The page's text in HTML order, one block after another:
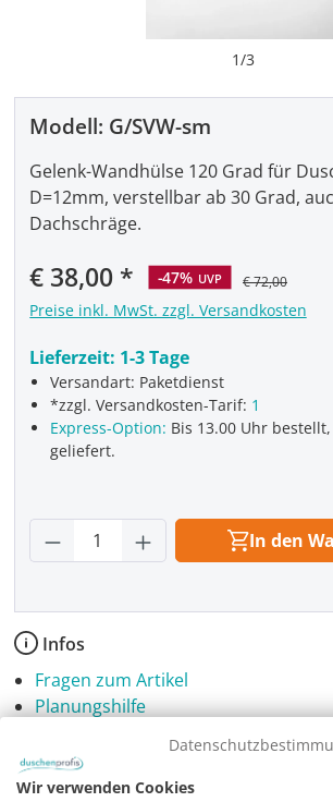
1/3
Modell: G/SVW-sm
Verkaufspreis:
€ 38,00 -47% UVP € 72,00
Preise inkl. MwSt. zzgl. Versandkosten
Lieferzeit: 1-3 Tage
Versandart: Paketdienst
*zzgl. Versandkosten-Tarif: 1
Express-Option: Bis 13.00 Uhr
geliefert.
Gelenk-Wandhülse 120 Grad für
D=12mm, verstellbar ab 30 Grad,
Dachschräge.
Produkt Anzahl: Gib den
In den
Infos
Fragen zum Artikel
Planungshilfe
Montageanleitung
Wir verwenden Cookies